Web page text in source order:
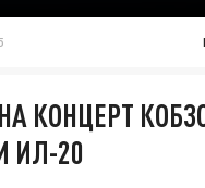
КОНЦЕРТ
ИЛ-20